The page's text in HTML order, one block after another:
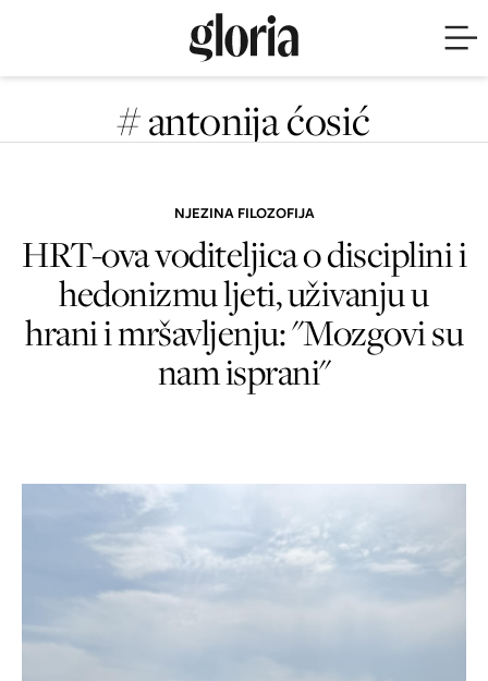
# antonija ćosić
NJEZINA FILOZOFIJA
HRT-ova voditeljica o disciplini i
hedonizmu ljeti, uživanju u
hrani i mršavljenju: "Mozgovi su
nam isprani"